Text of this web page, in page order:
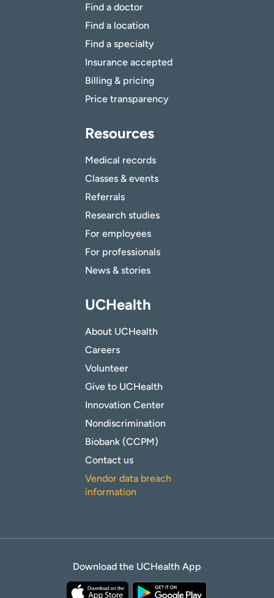
Find a doctor
Find a location
Find a specialty
Insurance accepted
Billing & pricing
Price transparency
Resources
Medical records
Classes & events
Referrals
Research studies
For employees
For professionals
News & stories
UCHealth
About UCHealth
Careers
Volunteer
Give to UCHealth
Innovation Center
Nondiscrimination
Biobank (CCPM)
Contact us
Vendor data breach
information
Download the UCHealth App